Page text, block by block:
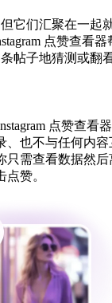
它们汇聚在一起
点赞查看
帖子地猜测或翻
点赞查看
、也不与任何内
只需查看数据然
赞。